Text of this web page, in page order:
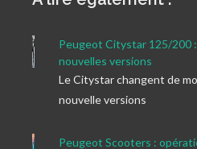
Peugeot Citystar 125/200
nouvelles versions
Le Citystar changent de
nouvelle versions
Peugeot Scooters :